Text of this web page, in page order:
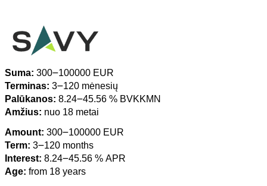
Suma: 300౼100000 EUR
Terminas: 3౼120 mėnesių
Palūkanos: 8.24౼45.56 % BVKKMN
Amžius: nuo 18 metai
Amount: 300౼100000 EUR
Term: 3౼120 months
Interest: 8.24౼45.56 % APR
Age: from 18 years